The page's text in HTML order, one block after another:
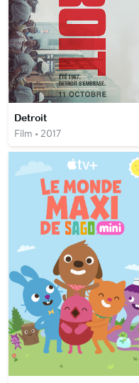
Detroit
Film • 2017